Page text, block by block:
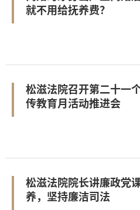
就不用给抚养费？
松滋法院召开第二十一
传教育月活动推进会
松滋法院院长讲廉政党
养，坚持廉洁司法